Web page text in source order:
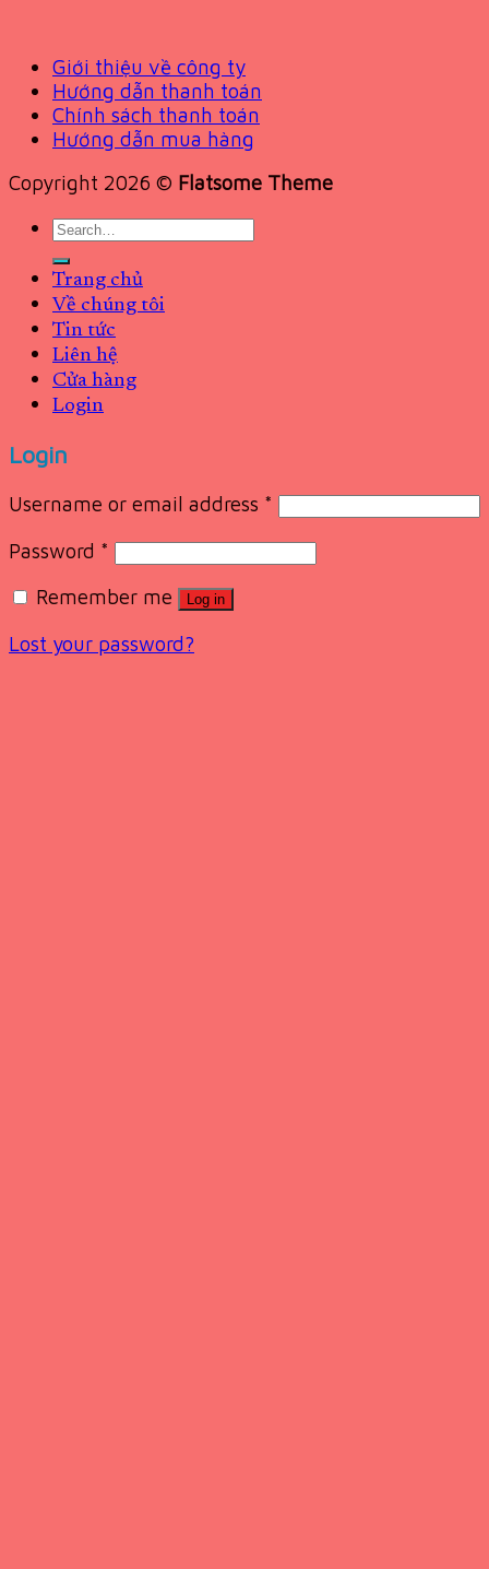
Giới thiệu về công ty
Hướng dẫn thanh toán
Chính sách thanh toán
Hướng dẫn mua hàng
Copyright 2026 © Flatsome Theme
Search
Trang chủ
Về chúng tôi
Tin tức
Liên hệ
Cửa hàng
Login
Login
Username or email address *
Password *
Remember me
Log in
Lost your password?